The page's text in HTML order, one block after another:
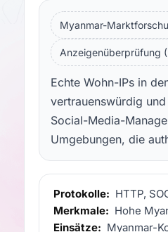
Myanmar-
Anzeigenüberprüfung
Echte Wohn-IPs in
vertrauenswürdig
Social-Media-
Umgebungen, die
Protokolle: HTTP,
Merkmale: Hohe
Einsätze: Myanmar-